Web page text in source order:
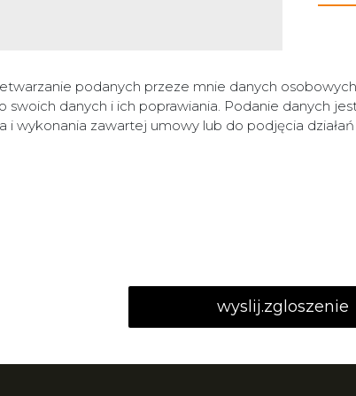
podanych przeze mnie danych
swoich danych i ich poprawiania. Podanie danych
i wykonania zawartej umowy lub do podjęcia